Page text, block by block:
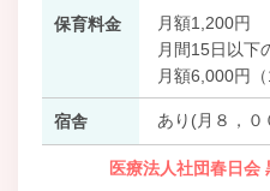
保育料金
月額1,200円
月間15日以下
月額6,000円
宿舎 あり(月８，０
医療法人社団春日会